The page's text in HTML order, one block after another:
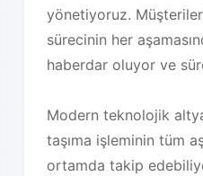
yönetiyoruz.
sürecinin her
haberdar oluyor ve
Modern teknolojik
taşıma işleminin tüm
ortamda takip